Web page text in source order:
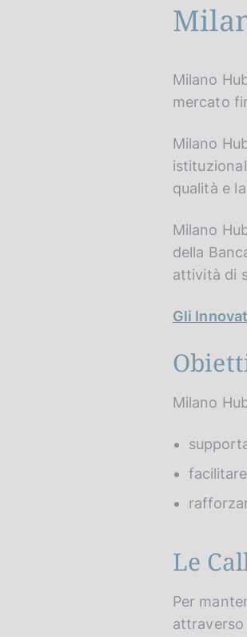
G
o
o
e
n
g
i
s
h
e
r
i
n
C
e
c
a
n
e
s
i
t
Milano
mercato
Milano
qualità e
Milano
della
attività di
Gli
Milano
Le
Per
attraverso